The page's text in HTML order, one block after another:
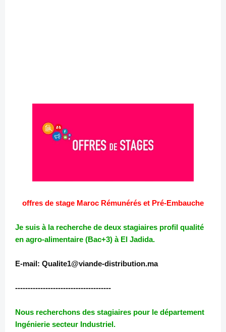
offres de stage Maroc Rémunérés et Pré-Embauche
Je suis à la recherche de deux stagiaires profil qualité
en agro-alimentaire (Bac+3) à El Jadida.
E-mail: Qualite1@viande-distribution.ma
--------------------------------------
Nous recherchons des stagiaires pour le département
Ingénierie secteur Industriel.